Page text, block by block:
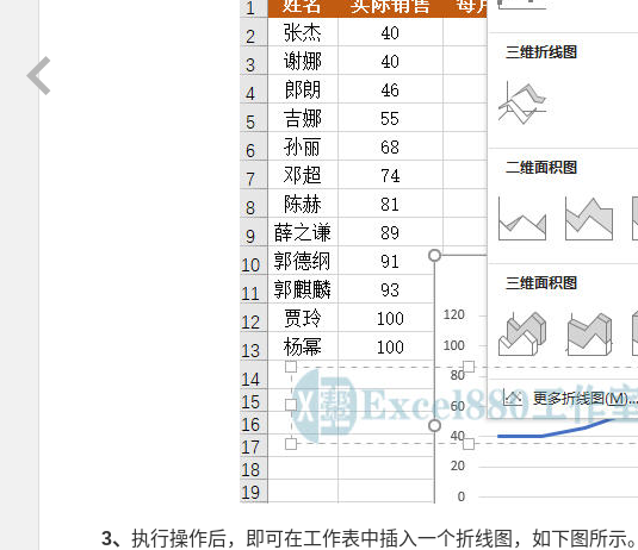
3、 执行操作后，即可在工作表中插入一个折线图，如下图所示。